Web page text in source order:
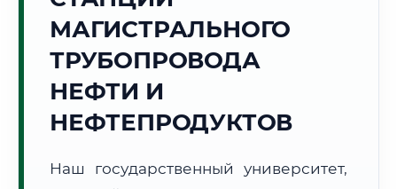
Расчет логистики оригиналов:
МАГИСТРАЛЬНОГО
ТРУБОПРОВОДА
НЕФТИ И
НЕФТЕПРОДУКТОВ
Наш государственный университет,